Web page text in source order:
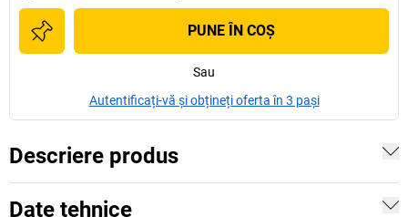
PUNE ÎN COŞ
Sau
Autentificați-vă și obțineți oferta în 3 pași
Descriere produs
Date tehnice